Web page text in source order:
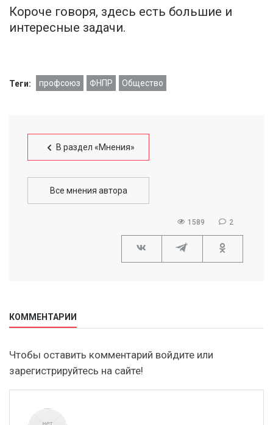
Короче говоря, здесь есть большие и
интересные задачи.
Теги: профсоюз ФНПР Общество
В раздел «Мнения»
Все мнения автора
1589 2
КОММЕНТАРИИ
Чтобы оставить комментарий войдите или
зарегистрируйтесь на сайте!